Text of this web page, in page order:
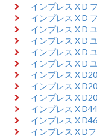
インプレス X D
インプレス X D
インプレス X D
インプレス X D
インプレス X D
インプレス X D
インプレス X
インプレス X
インプレス X
インプレス X
インプレス X
インプレス X D